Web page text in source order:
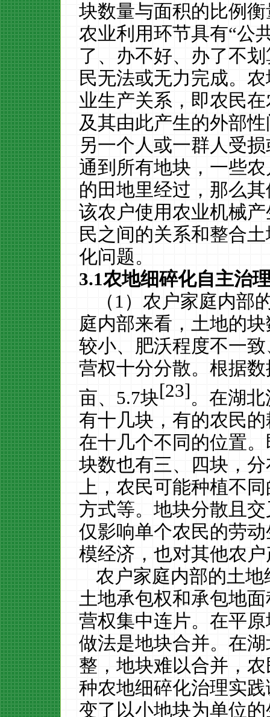
块数量与面积的比例
农业利用环节具有“公
了、办不好、办了不划
民无法或无力完成。
业生产关系，即农民
及其由此产生的外部
另一个人或一群人受
通到所有地块，一些
的田地里经过，那么
该农户使用农业机械
民之间的关系和整合
化问题。
3.1农地细碎化自主治
（1）农户家庭内部
庭内部来看，土地的
较小、肥沃程度不一
营权十分分散。根据
亩、5.7块[23]。在湖
有十几块，有的农民
在十几个不同的位置
块数也有三、四块，
上，农民可能种植不
方式等。地块分散且
仅影响单个农民的劳
模经济，也对其他农
农户家庭内部的土
土地承包权和承包地
营权集中连片。在平
做法是地块合并。在
整，地块难以合并，
种农地细碎化治理实
变了以小地块为单位